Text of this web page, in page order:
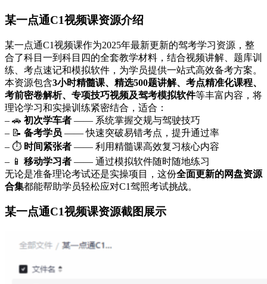
某一点通C1视频课资源介绍
某一点通C1视频课作为2025年最新更新的驾考学习资源，整
合了科目一到科目四的全套教学材料，结合视频讲解、题库训
练、考点速记和模拟软件，为学员提供一站式高效备考方案。
本资源包含3小时精髓课、精选500题讲解、考点精准化课程、
考前密卷解析、专项技巧视频及驾考模拟软件等丰富内容，将
理论学习和实操训练紧密结合，适合：
– 🚗 初次学车者 —— 系统掌握交规与驾驶技巧
– 📝 备考学员 —— 快速突破易错考点，提升通过率
– ⏱️ 时间紧张者 —— 利用精髓课高效复习核心内容
– 📱 移动学习者 —— 通过模拟软件随时随地练习
无论是准备理论考试还是实操项目，这份全面更新的网盘资源
合集都能帮助学员轻松应对C1驾照考试挑战。
某一点通C1视频课资源截图展示